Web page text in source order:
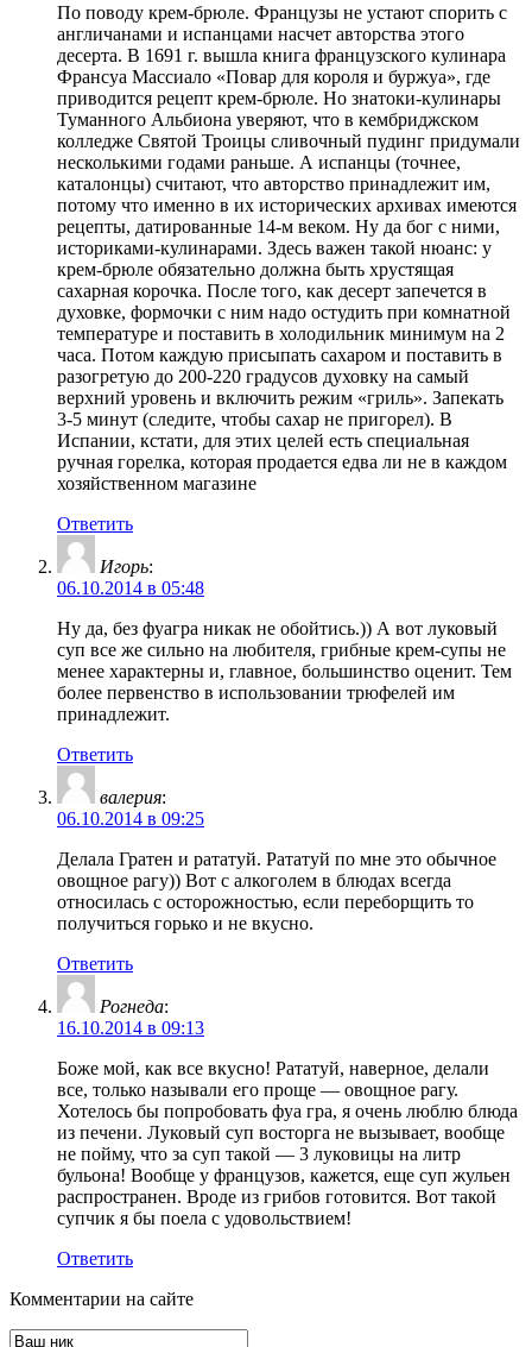
По поводу крем-брюле. Французы не устают спорить с
англичанами и испанцами насчет авторства этого
десерта. В 1691 г. вышла книга французского кулинара
Франсуа Массиало «Повар для короля и буржуа», где
приводится рецепт крем-брюле. Но знатоки-кулинары
Туманного Альбиона уверяют, что в кембриджском
колледже Святой Троицы сливочный пудинг придумали
несколькими годами раньше. А испанцы (точнее,
каталонцы) считают, что авторство принадлежит им,
потому что именно в их исторических архивах имеются
рецепты, датированные 14-м веком. Ну да бог с ними,
историками-кулинарами. Здесь важен такой нюанс: у
крем-брюле обязательно должна быть хрустящая
сахарная корочка. После того, как десерт запечется в
духовке, формочки с ним надо остудить при комнатной
температуре и поставить в холодильник минимум на 2
часа. Потом каждую присыпать сахаром и поставить в
разогретую до 200-220 градусов духовку на самый
верхний уровень и включить режим «гриль». Запекать
3-5 минут (следите, чтобы сахар не пригорел). В
Испании, кстати, для этих целей есть специальная
ручная горелка, которая продается едва ли не в каждом
хозяйственном магазине
Ответить
Игорь:
06.10.2014 в 05:48
Ну да, без фуагра никак не обойтись.)) А вот луковый
суп все же сильно на любителя, грибные крем-супы не
менее характерны и, главное, большинство оценит. Тем
более первенство в использовании трюфелей им
принадлежит.
Ответить
валерия:
06.10.2014 в 09:25
Делала Гратен и рататуй. Рататуй по мне это обычное
овощное рагу)) Вот с алкоголем в блюдах всегда
относилась с осторожностью, если переборщить то
получиться горько и не вкусно.
Ответить
Рогнеда:
16.10.2014 в 09:13
Боже мой, как все вкусно! Рататуй, наверное, делали
все, только называли его проще — овощное рагу.
Хотелось бы попробовать фуа гра, я очень люблю блюда
из печени. Луковый суп восторга не вызывает, вообще
не пойму, что за суп такой — 3 луковицы на литр
бульона! Вообще у французов, кажется, еще суп жульен
распространен. Вроде из грибов готовится. Вот такой
супчик я бы поела с удовольствием!
Ответить
Комментарии на сайте